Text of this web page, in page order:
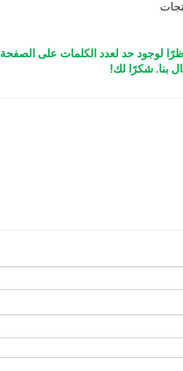
لوجود حد لعدد الكلمات على
بنا. شكرًا لك!